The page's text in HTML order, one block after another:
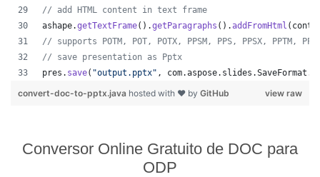
// add HTML content in text frame
ashape.getTextFrame().getParagraphs ().addFromHtml (
// supports POTM, POT, POTX, PPSM, PPS, PPSX, PPTM,
// save presentation as Pptx
pres . save( "output.pptx" , com.aspose. slides .SaveFormat .
view raw
convert-doc-to-pptx.java hosted with ❤ by GitHub
Conversor Online Gratuito de DOC para
ODP